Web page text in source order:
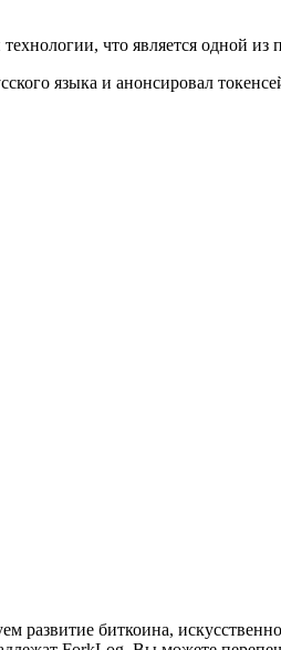
что является одной
языка и анонсировал
биткоина,